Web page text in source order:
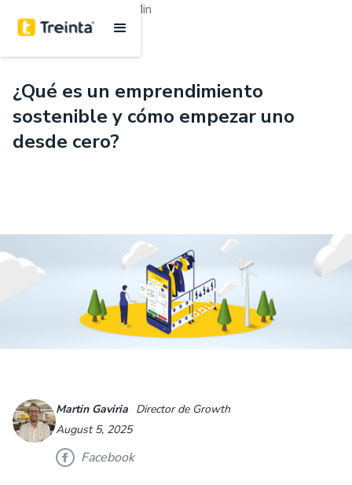
6 Min
¿Qué es un emprendimiento
sostenible y cómo empezar uno
desde cero?
Martin Gaviria Director de Growth
August 5, 2025
Facebook